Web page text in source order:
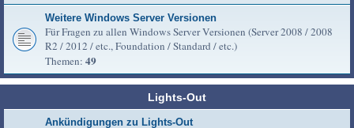
Weitere Windows Server Versionen
Für Fragen zu allen Windows Server Versionen (Server 2008 / 2008
R2 / 2012 / etc., Foundation / Standard / etc.)
Themen: 49
Lights-Out
Ankündigungen zu Lights-Out